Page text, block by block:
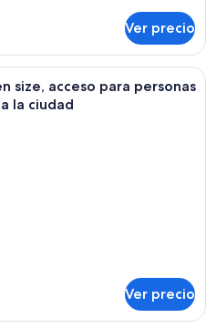
Ver precio
Habitación de hotel con dos camas,
size, acceso para personas
la ciudad
Ver precio